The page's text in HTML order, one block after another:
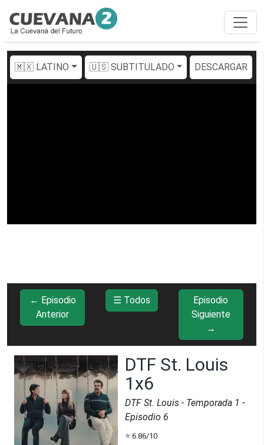
🇲🇽 LATINO 🇺🇸 SUBTITULADO DESCARGAR
← Episodio
Anterior
☰ Todos
Episodio
Siguiente
→
DTF St. Louis
1x6
DTF St. Louis - Temporada 1 -
Episodio 6
⭐ 6.86/10